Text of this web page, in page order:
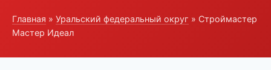
Главная » Уральский федеральный округ » Строймастер
Мастер Идеал